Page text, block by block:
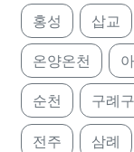
홍성 삽교
온양온천
순천 구례구
전주 삼례